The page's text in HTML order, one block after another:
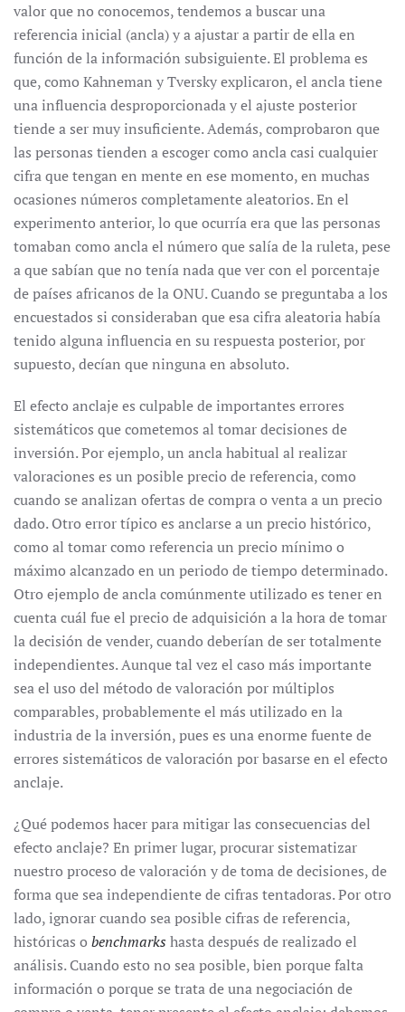
valor que no conocemos, tendemos a buscar una
referencia inicial (ancla) y a ajustar a partir de ella en
función de la información subsiguiente. El problema es
que, como Kahneman y Tversky explicaron, el ancla tiene
una influencia desproporcionada y el ajuste posterior
tiende a ser muy insuficiente. Además, comprobaron que
las personas tienden a escoger como ancla casi cualquier
cifra que tengan en mente en ese momento, en muchas
ocasiones números completamente aleatorios. En el
experimento anterior, lo que ocurría era que las personas
tomaban como ancla el número que salía de la ruleta, pese
a que sabían que no tenía nada que ver con el porcentaje
de países africanos de la ONU. Cuando se preguntaba a los
encuestados si consideraban que esa cifra aleatoria había
tenido alguna influencia en su respuesta posterior, por
supuesto, decían que ninguna en absoluto.
El efecto anclaje es culpable de importantes errores
sistemáticos que cometemos al tomar decisiones de
inversión. Por ejemplo, un ancla habitual al realizar
valoraciones es un posible precio de referencia, como
cuando se analizan ofertas de compra o venta a un precio
dado. Otro error típico es anclarse a un precio histórico,
como al tomar como referencia un precio mínimo o
máximo alcanzado en un periodo de tiempo determinado.
Otro ejemplo de ancla comúnmente utilizado es tener en
cuenta cuál fue el precio de adquisición a la hora de tomar
la decisión de vender, cuando deberían de ser totalmente
independientes. Aunque tal vez el caso más importante
sea el uso del método de valoración por múltiplos
comparables, probablemente el más utilizado en la
industria de la inversión, pues es una enorme fuente de
errores sistemáticos de valoración por basarse en el efecto
anclaje.
¿Qué podemos hacer para mitigar las consecuencias del
efecto anclaje? En primer lugar, procurar sistematizar
nuestro proceso de valoración y de toma de decisiones, de
forma que sea independiente de cifras tentadoras. Por otro
lado, ignorar cuando sea posible cifras de referencia,
históricas o benchmarks hasta después de realizado el
análisis. Cuando esto no sea posible, bien porque falta
información o porque se trata de una negociación de